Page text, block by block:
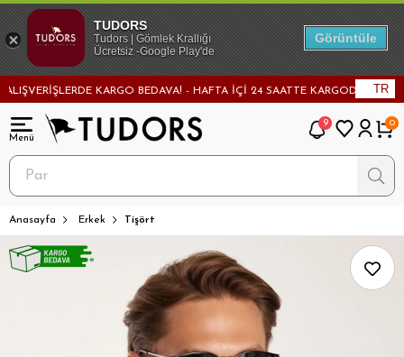
KARGO BEDAVA! - HAFTA İÇİ 24 SAATTE KARGODA! - TR
9 0
Anasayfa Erkek Tişört
TUDORS
Tudors | Gömlek Krallığı
Ücretsiz -Google Play'de
Görüntüle